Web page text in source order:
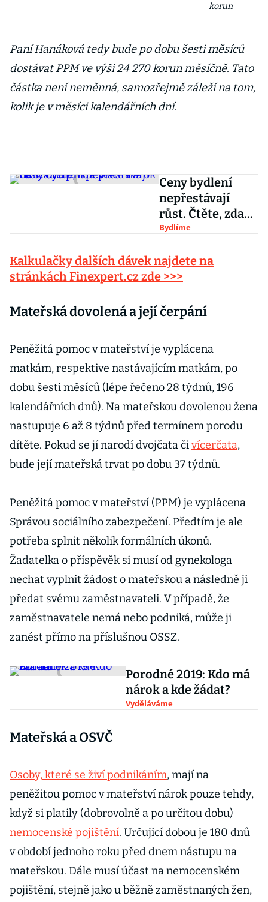
korun
Paní Hanáková tedy bude po dobu šesti měsíců
dostávat PPM ve výši 24 270 korun měsíčně. Tato
částka není neměnná, samozřejmě záleží na tom,
kolik je v měsíci kalendářních dní.
Ceny bydlení
nepřestávají
růst. Čtěte, zda
máte nárok na
Bydlíme
Kalkulačky dalších dávek najdete na
stránkách Finexpert.cz zde >>>
Mateřská dovolená a její čerpání
Peněžitá pomoc v mateřství je vyplácena
matkám, respektive nastávajícím matkám, po
dobu šesti měsíců (lépe řečeno 28 týdnů, 196
kalendářních dnů). Na mateřskou dovolenou žena
nastupuje 6 až 8 týdnů před termínem porodu
dítěte. Pokud se jí narodí dvojčata čivícerčata,
bude její mateřská trvat po dobu 37 týdnů.
Peněžitá pomoc v mateřství (PPM) je vyplácena
Správou sociálního zabezpečení. Předtím je ale
potřeba splnit několik formálních úkonů.
Žadatelka o příspěvěk si musí od gynekologa
nechat vyplnit žádost o mateřskou a následně ji
předat svému zaměstnavateli. V případě, že
zaměstnavatele nemá nebo podniká, může ji
zanést přímo na příslušnou OSSZ.
Porodné 2019: Kdo má
nárok a kde žádat?
Vyděláváme
Mateřská a OSVČ
Osoby, které se živí podnikáním, mají na
peněžitou pomoc v mateřství nárok pouze tehdy,
když si platily (dobrovolně a po určitou dobu)
nemocenské pojištění. Určující dobou je 180 dnů
v období jednoho roku před dnem nástupu na
mateřskou. Dále musí účast na nemocenském
pojištění, stejně jako u běžně zaměstnaných žen,